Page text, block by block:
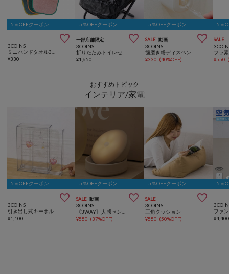
5％OFFクーポン

3COINS
¥330
5％OFFクーポン
一部店舗限定 
3COINS
¥1,650
5％OFFクーポン
SALE 動画 
3COINS
¥330 (40%OFF)
5％
SALE
¥550
おすすめトピック
インテリア/家電
5％OFFクーポン

3COINS
¥1,100
5％OFFクーポン
SALE 動画 
3COINS
¥550 (37%OFF)
5％OFFクーポン
SALE 
3COINS
三角クッション
¥550 (50%OFF)
5％
¥